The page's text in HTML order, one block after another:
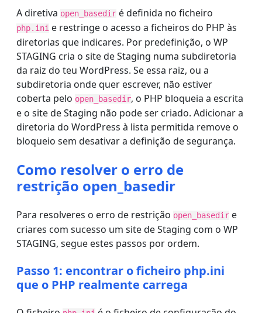
A diretiva open_basedir é definida no ficheiro
php.ini e restringe o acesso a ficheiros do PHP às
diretorias que indicares. Por predefinição, o WP
STAGING cria o site de Staging numa subdiretoria
da raiz do teu WordPress. Se essa raiz, ou a
subdiretoria onde quer escrever, não estiver
coberta pelo open_basedir, o PHP bloqueia a escrita
e o site de Staging não pode ser criado. Adicionar a
diretoria do WordPress à lista permitida remove o
bloqueio sem desativar a definição de segurança.
Como resolver o erro de
restrição open_basedir
Para resolveres o erro de restrição open_basedir e
criares com sucesso um site de Staging com o WP
STAGING, segue estes passos por ordem.
Passo 1: encontrar o ficheiro php.ini
que o PHP realmente carrega